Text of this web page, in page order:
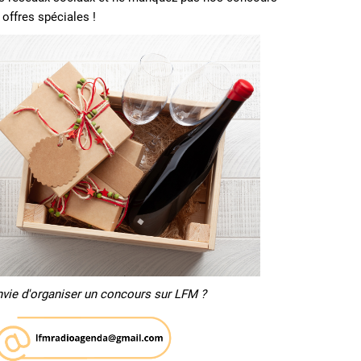
offres spéciales !
d'organiser un concours sur LFM ?